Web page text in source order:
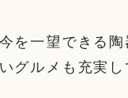
を一望できる陶
グルメも充実し